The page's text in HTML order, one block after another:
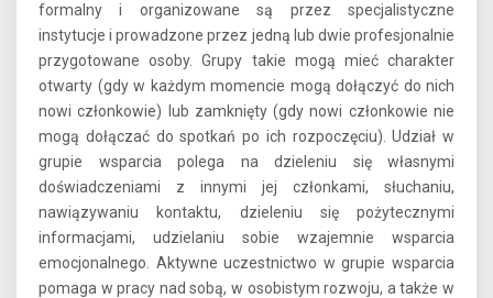
formalny i organizowane są przez specjalistyczne
instytucje i prowadzone przez jedną lub dwie profesjonalnie
przygotowane osoby. Grupy takie mogą mieć charakter
otwarty (gdy w każdym momencie mogą dołączyć do nich
nowi członkowie) lub zamknięty (gdy nowi członkowie nie
mogą dołączać do spotkań po ich rozpoczęciu). Udział w
grupie wsparcia polega na dzieleniu się własnymi
doświadczeniami z innymi jej członkami, słuchaniu,
nawiązywaniu kontaktu, dzieleniu się pożytecznymi
informacjami, udzielaniu sobie wzajemnie wsparcia
emocjonalnego. Aktywne uczestnictwo w grupie wsparcia
pomaga w pracy nad sobą, w osobistym rozwoju, a także w